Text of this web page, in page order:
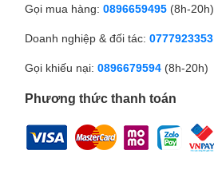
Gọi mua hàng: 0896659495 (8h-20h)
Doanh nghiệp & đối tác: 0777923353
Gọi khiếu nại: 0896679594 (8h-20h)
Phương thức thanh toán